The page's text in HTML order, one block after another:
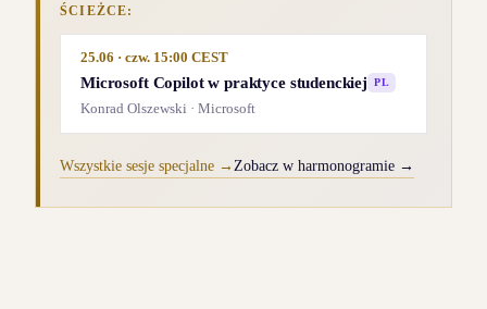
ŚCIEŻCE:
25.06 · czw. 15:00 CEST
Microsoft Copilot w praktyce studenckiej PL
Konrad Olszewski · Microsoft
Wszystkie sesje specjalne → Zobacz w harmonogramie →